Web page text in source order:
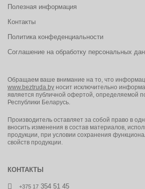
Полезная информация
Контакты
Политика конфеденциальности
Соглашение на обработку персональных
Обращаем ваше внимание на то, что
www.beztruda.by носит исключительно
является публичной офертой, определяемой
Республики Беларусь.
Производитель оставляет за собой право в
вносить изменения в состав материалов,
продукции, при условии сохранения
свойств продукции.
КОНТАКТЫ
+375 17 354 51 45